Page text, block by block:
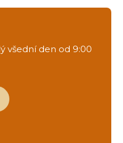
všední den od 9:00